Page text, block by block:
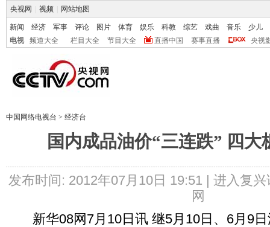
央视网 视频 网站地图
新闻 经济 军事 评论 图片 体育 娱乐 科教 综艺 戏曲 音乐
少儿
电视
频道大全 栏目大全 节目大全 直播中国 赛事直播 央视
中国网络电视台 > 经济台
国内成品油价“三连跌” 四大
发布时间: 2012年07月10日 19:51 | 进入复兴
网
新华08网7月10日讯 继5月10日、6月9日